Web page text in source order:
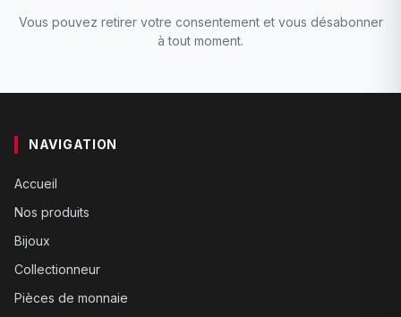
Vous pouvez retirer votre consentement et vous désabonner
à tout moment.
NAVIGATION
Accueil
Nos produits
Bijoux
Collectionneur
Pièces de monnaie